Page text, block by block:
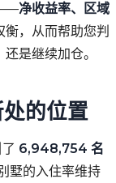
——净收益率、区域
，从而帮助您判
是继续加仓。
的位置
6,948,754 名
墅的入住率维持